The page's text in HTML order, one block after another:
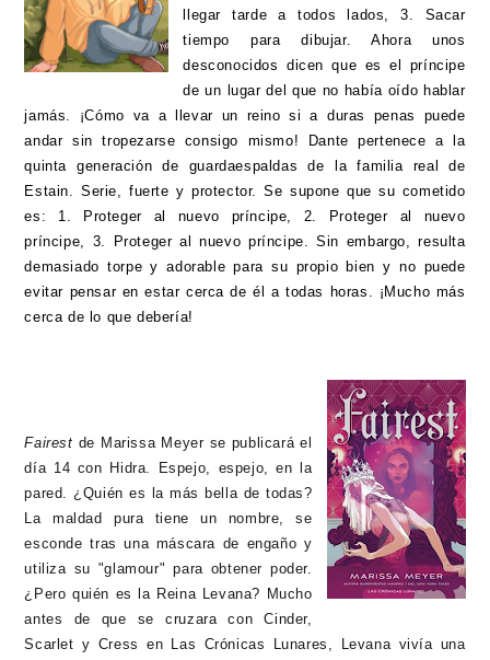
llegar tarde a todos lados, 3. Sacar
tiempo para dibujar. Ahora unos
desconocidos dicen que es el príncipe
de un lugar del que no había oído hablar
jamás. ¡Cómo va a llevar un reino si a duras penas puede
andar sin tropezarse consigo mismo! Dante pertenece a la
quinta generación de guardaespaldas de la familia real de
Estain. Serie, fuerte y protector. Se supone que su cometido
es: 1. Proteger al nuevo príncipe, 2. Proteger al nuevo
príncipe, 3. Proteger al nuevo príncipe. Sin embargo, resulta
demasiado torpe y adorable para su propio bien y no puede
evitar pensar en estar cerca de él a todas horas. ¡Mucho más
cerca de lo que debería!
Fairest de Marissa Meyer se publicará el
día 14 con Hidra.
Espejo, espejo, en la
pared. ¿Quién es la más bella de todas?
La maldad pura tiene un nombre, se
esconde tras una máscara de engaño y
utiliza su "glamour" para obtener poder.
¿Pero quién es la Reina Levana? Mucho
antes de que se cruzara con Cinder,
Scarlet y Cress en Las Crónicas Lunares, Levana vivía una